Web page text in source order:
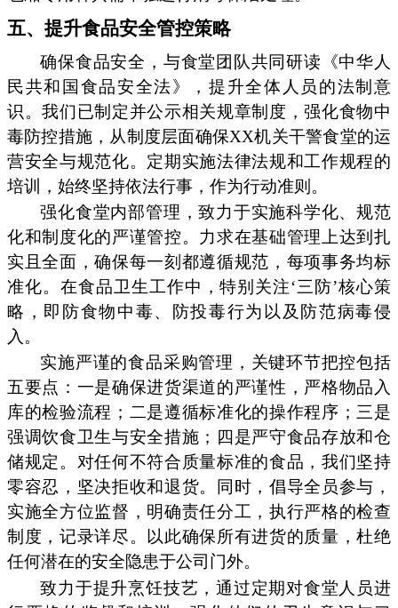
五、提升食品安全管控策略
确保食品安全，与食堂团队共同研读《中华人
民共和国食品安全法》，提升全体人员的法制意
识。我们已制定并公示相关规章制度，强化食物中
毒防控措施，从制度层面确保XX机关干警食堂的运
营安全与规范化。定期实施法律法规和工作规程的
培训，始终坚持依法行事，作为行动准则。
强化食堂内部管理，致力于实施科学化、规范
化和制度化的严谨管控。力求在基础管理上达到扎
实且全面，确保每一刻都遵循规范，每项事务均标
准化。在食品卫生工作中，特别关注‘三防’核心策
略，即防食物中毒、防投毒行为以及防范病毒侵
入。
实施严谨的食品采购管理，关键环节把控包括
五要点：一是确保进货渠道的严谨性，严格物品入
库的检验流程；二是遵循标准化的操作程序；三是
强调饮食卫生与安全措施；四是严守食品存放和仓
储规定。对任何不符合质量标准的食品，我们坚持
零容忍，坚决拒收和退货。同时，倡导全员参与，
实施全方位监督，明确责任分工，执行严格的检查
制度，记录详尽。以此确保所有进货的质量，杜绝
任何潜在的安全隐患于公司门外。
致力于提升烹饪技艺，通过定期对食堂人员进